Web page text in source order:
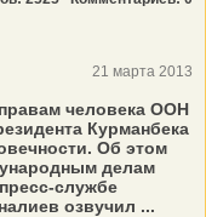
21 марта 2013
человека ООН
Курманбека
Об этом
делам
службе
озвучил ...